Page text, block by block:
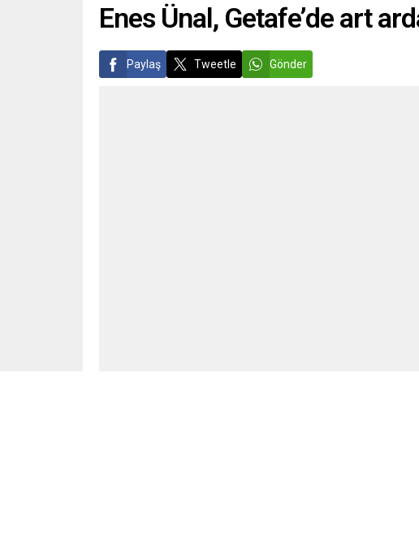
Enes Ünal, Getafe’de art
Paylaş Tweetle Gönder